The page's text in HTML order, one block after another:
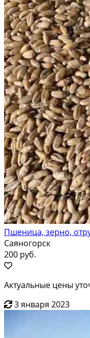
Пшеница, зерно,
Саяногорск
200 руб.
Актуальные цены
3 января 2023